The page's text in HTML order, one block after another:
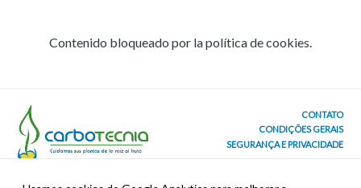
Contenido bloqueado por la política de cookies.
CONTATO
CONDIÇÕES GERAIS
SEGURANÇA E PRIVACIDADE